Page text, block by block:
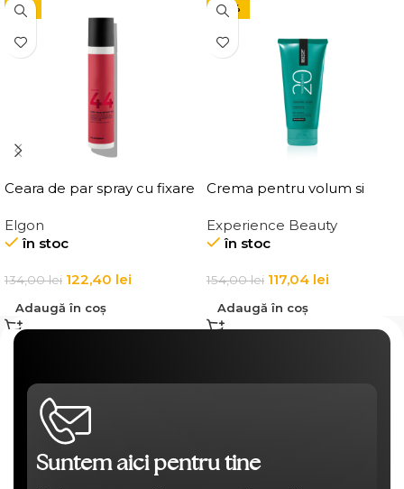
-9%
Ceara de par spray cu fixare
Hold Spray Wax
Elgon
în stoc
134,00lei 122,40 lei
Adaugă în coș
-24%
Crema pentru volum si
Elgon 20 Volumizing
Thickening Cream
Experience Beauty
în stoc
154,00lei 117,04 lei
Adaugă în coș
Suntem aici pentru tine